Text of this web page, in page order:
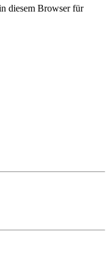
diesem Browser für